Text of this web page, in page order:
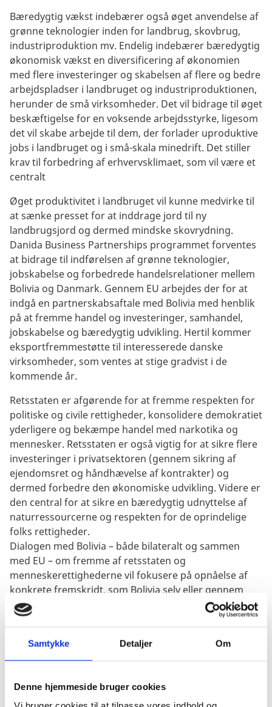
Samtykke Detaljer Om
Denne hjemmeside bruger cookies
Bæredygtig vækst indebærer også øget anvendelse af
grønne teknologier inden for landbrug, skovbrug,
industriproduktion mv. Endelig indebærer bæredygtig
økonomisk vækst en diversificering af økonomien
med flere investeringer og skabelsen af flere og bedre
arbejdspladser i landbruget og industriproduktionen,
herunder de små virksomheder. Det vil bidrage til øget
beskæftigelse for en voksende arbejdsstyrke, ligesom
det vil skabe arbejde til dem, der forlader uproduktive
jobs i landbruget og i små-skala minedrift. Det stiller
krav til forbedring af erhvervsklimaet, som vil være et
centralt
Øget produktivitet i landbruget vil kunne medvirke til
at sænke presset for at inddrage jord til ny
landbrugsjord og dermed mindske skovrydning.
Danida Business Partnerships programmet forventes
at bidrage til indførelsen af grønne teknologier,
jobskabelse og forbedrede handelsrelationer mellem
Bolivia og Danmark. Gennem EU arbejdes der for at
indgå en partnerskabsaftale med Bolivia med henblik
på at fremme handel og investeringer, samhandel,
jobskabelse og bæredygtig udvikling. Hertil kommer
eksportfremmestøtte til interesserede danske
virksomheder, som ventes at stige gradvist i de
kommende år.
Retsstaten er afgørende for at fremme respekten for
politiske og civile rettigheder, konsolidere demokratiet
yderligere og bekæmpe handel med narkotika og
mennesker. Retsstaten er også vigtig for at sikre flere
investeringer i privatsektoren (gennem sikring af
ejendomsret og håndhævelse af kontrakter) og
dermed forbedre den økonomiske udvikling. Videre er
den central for at sikre en bæredygtig udnyttelse af
naturressourcerne og respekten for de oprindelige
folks rettigheder.
Dialogen med Bolivia – både bilateralt og sammen
med EU – om fremme af retsstaten og
menneskerettighederne vil fokusere på opnåelse af
konkrete fremskridt, som Bolivia selv eller gennem
udviklingssamarbejde kan opnå.
Et andet vigtigt instrument for den danske indsats vil
være bidrag til FN´s indsatser til fremme af
menneskerettighederne i Bolivia, herunder aktiv
’Universal Periodic Reviews’, og gennem andre FN-
organisationer såsom Sekretariatet for FN´s